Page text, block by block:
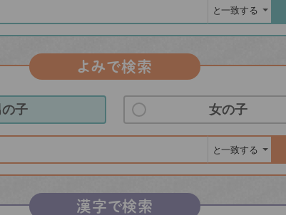
よみで検索
の子 女の子
漢字で検索